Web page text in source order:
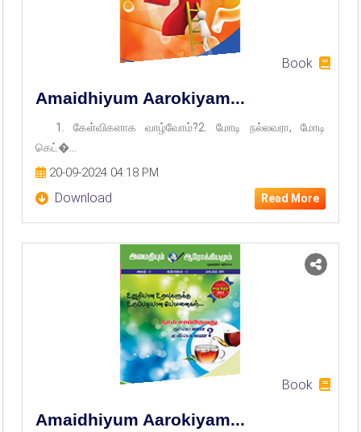
Book
Amaidhiyum Aarokiyam...
1. கேள்விகளாக வாழ்வோம்?2. மோடி நல்லவரா, மோடி
கெட்�...
20-09-2024 04:18 PM
Download Read More
Book
Amaidhiyum Aarokiyam...